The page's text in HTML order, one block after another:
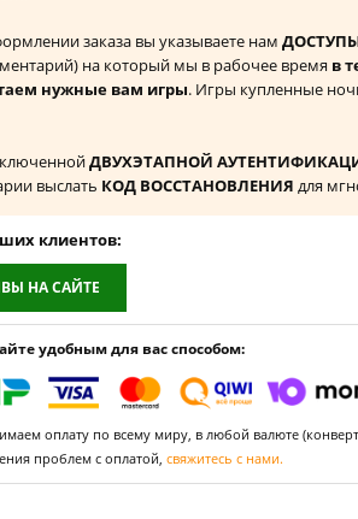
заказа вы указываете нам
на который мы в рабочее время в
нужные вам игры. Игры купленные
ДВУХЭТАПНОЙ
выслать КОД ВОССТАНОВЛЕНИЯ для
клиентов:
НА САЙТЕ
удобным для вас способом:
оплату по всему миру, в любой валюте
проблем с оплатой, свяжитесь с нами.